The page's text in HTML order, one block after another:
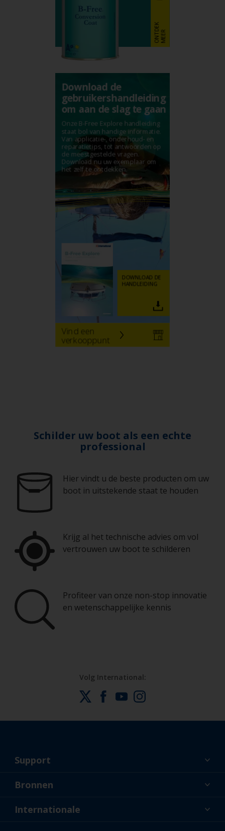
Schilder uw boot als een echte
professional
Hier vindt u de beste producten om uw
boot in uitstekende staat te houden
Krijg al het technische advies om vol
vertrouwen uw boot te schilderen
Profiteer van onze non-stop innovatie
en wetenschappelijke kennis
Volg International:
Support
Over ons
Bronnen
Nieuws
Internationale